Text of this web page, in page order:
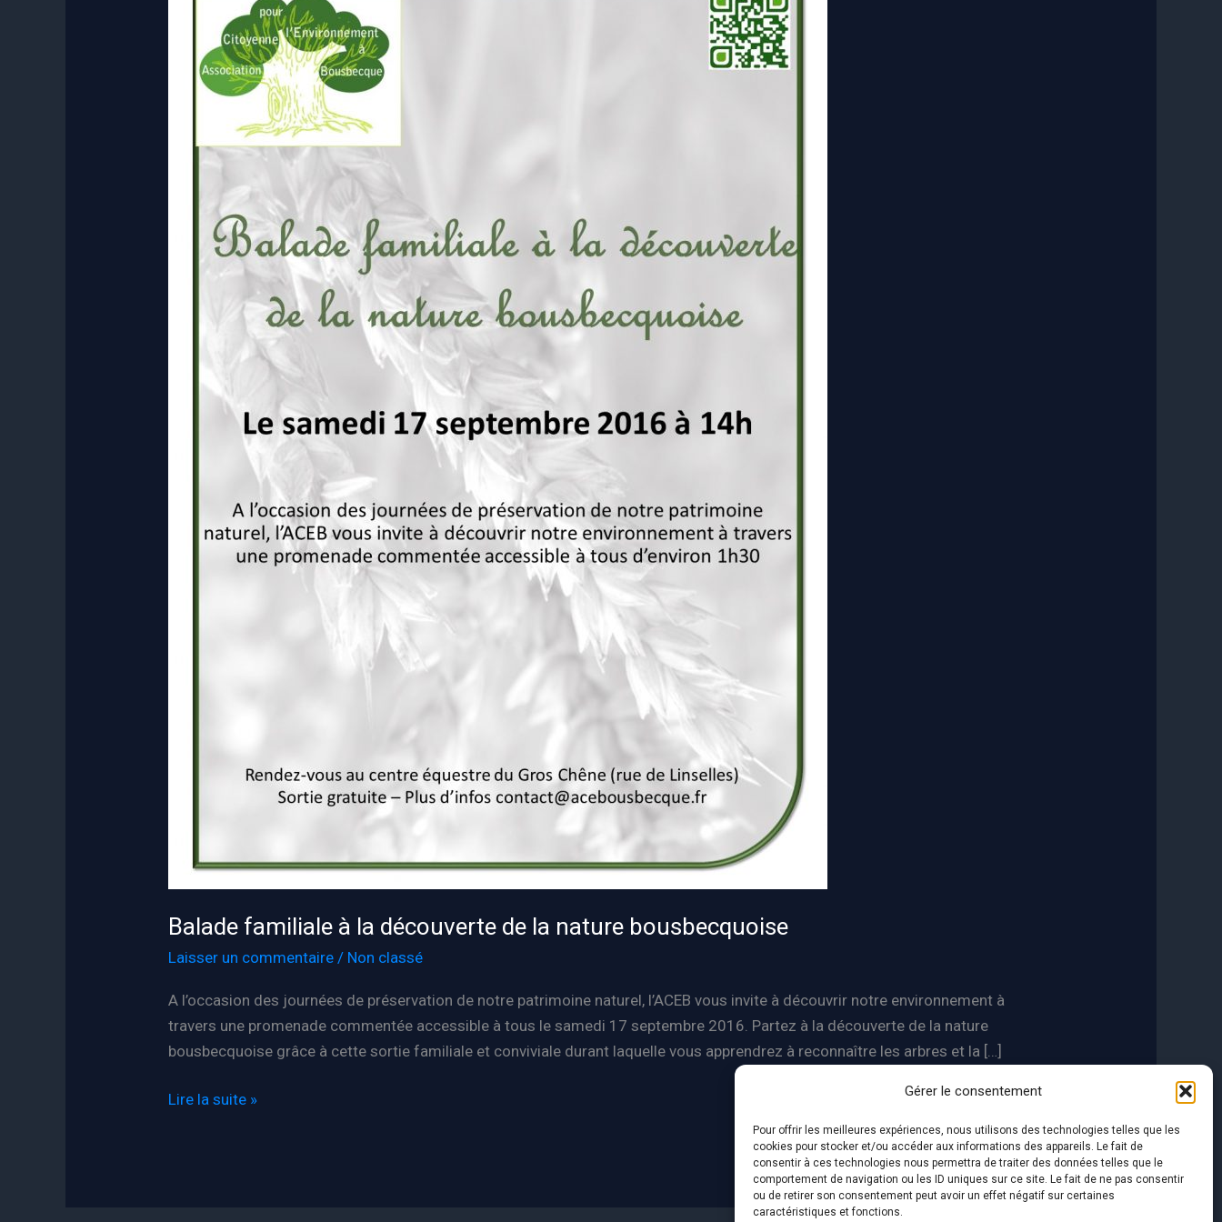
Gérer le consentement
Pour offrir les meilleures expériences, nous utilisons des technologies telles que les
cookies pour stocker et/ou accéder aux informations des appareils. Le fait de
consentir à ces technologies nous permettra de traiter des données telles que le
comportement de navigation ou les ID uniques sur ce site. Le fait de ne pas consentir
ou de retirer son consentement peut avoir un effet négatif sur certaines
caractéristiques et fonctions.
Balade familiale à la découverte de la nature bousbecquoise
Laisser un commentaire / Non classé
A l’occasion des journées de préservation de notre patrimoine naturel, l’ACEB vous invite à découvrir notre environnement à
travers une promenade commentée accessible à tous le samedi 17 septembre 2016. Partez à la découverte de la nature
bousbecquoise grâce à cette sortie familiale et conviviale durant laquelle vous apprendrez à reconnaître les arbres et la […]
Balade
Lire la suite »